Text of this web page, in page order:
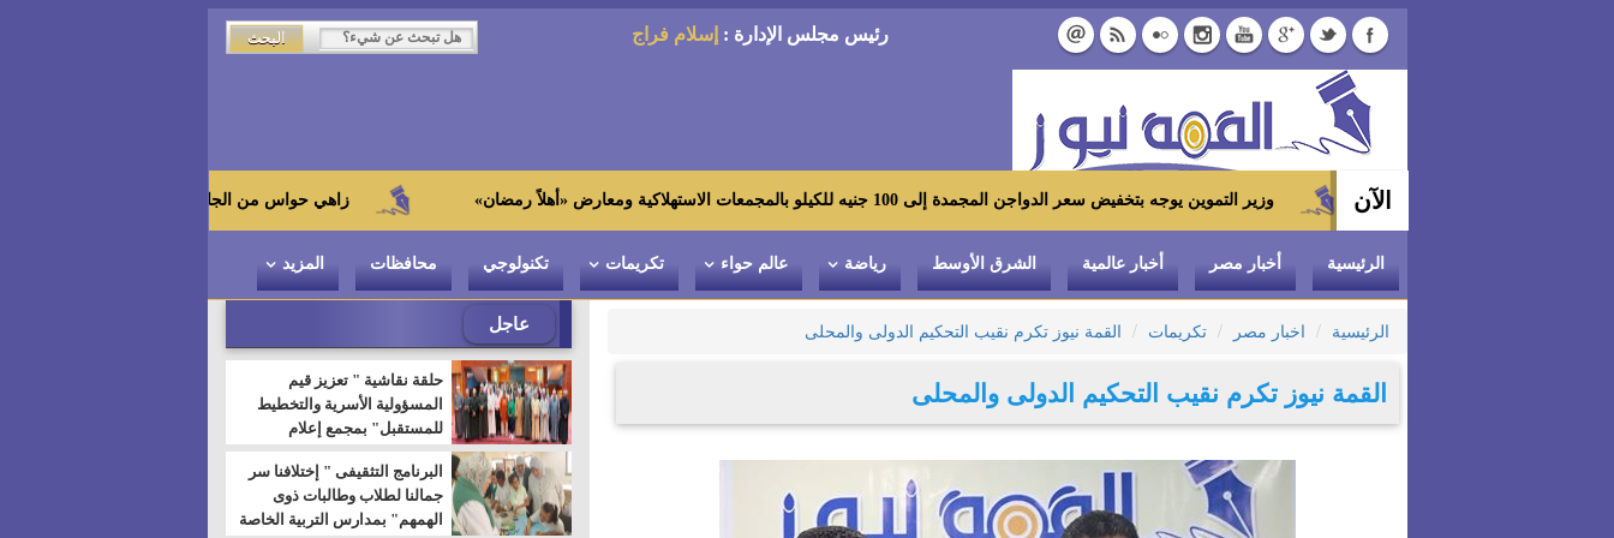
رئيس مجلس الإدارة : إسلام فراج
الآن زاهي حواس من الجامعة اليابانية : "توت عنخ آمون" هو بطل وزير التموين يوجه بتخفيض سعر الدواجن المجمدة إلى 100 جنيه للكيلو بالمجمعات الاستهلاكية ومعارض «أهلاً رمضان»
الرئيسية أخبار مصر أخبار عالمية الشرق الأوسط رياضة عالم حواء تكريمات تكنولوجي محافظات المزيد
الرئيسية اخبار مصر تكريمات القمة نيوز تكرم نقيب التحكيم الدولى والمحلى
القمة نيوز تكرم نقيب التحكيم الدولى والمحلى
عاجل
حلقة نقاشية " تعزيز قيم
المسؤولية الأسرية والتخطيط
للمستقبل" بمجمع إعلام
السويس
البرنامج التثقيفى " إختلافنا سر
جمالنا لطلاب وطالبات ذوى
الهمهم" بمدارس التربية الخاصة